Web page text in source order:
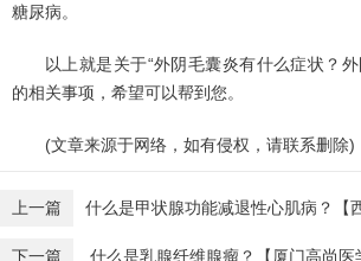
糖尿病。
以上就是关于“外阴毛囊炎有什么症状？
的相关事项，希望可以帮到您。
(文章来源于网络，如有侵权，请联系删除)
上一篇 什么是甲状腺功能减退性心肌病？【
下一篇 什么是乳腺纤维腺瘤？【厦门高尚医